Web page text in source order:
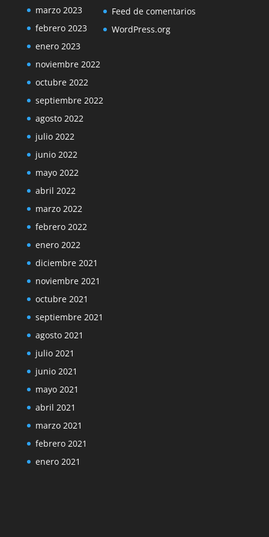
marzo 2023
febrero 2023
enero 2023
noviembre 2022
octubre 2022
septiembre 2022
agosto 2022
julio 2022
junio 2022
mayo 2022
abril 2022
marzo 2022
febrero 2022
enero 2022
diciembre 2021
noviembre 2021
octubre 2021
septiembre 2021
agosto 2021
julio 2021
junio 2021
mayo 2021
abril 2021
marzo 2021
febrero 2021
enero 2021
Feed de comentarios
WordPress.org